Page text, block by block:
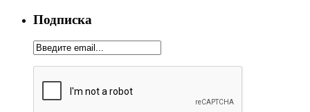
Подписка